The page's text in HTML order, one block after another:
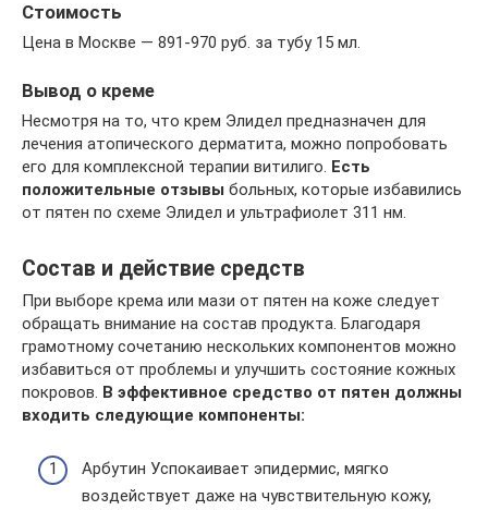
Стоимость
Цена в Москве — 891-970 руб. за тубу 15 мл.
Вывод о креме
Несмотря на то, что крем Элидел предназначен для
лечения атопического дерматита, можно попробовать
его для комплексной терапии витилиго. Есть
положительные отзывы больных, которые избавились
от пятен по схеме Элидел и ультрафиолет 311 нм.
Состав и действие средств
При выборе крема или мази от пятен на коже следует
обращать внимание на состав продукта. Благодаря
грамотному сочетанию нескольких компонентов можно
избавиться от проблемы и улучшить состояние кожных
покровов. В эффективное средство от пятен должны
входить следующие компоненты:
Арбутин Успокаивает эпидермис, мягко
воздействует даже на чувствительную кожу,